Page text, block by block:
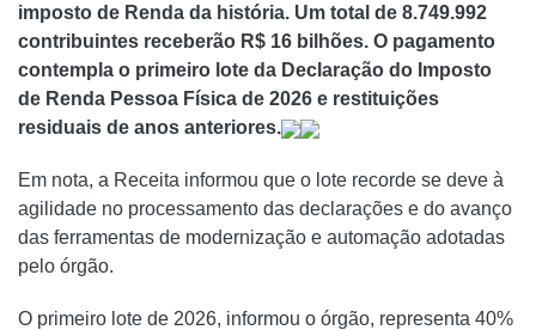
imposto de Renda da história. Um total de 8.749.992
contribuintes receberão R$ 16 bilhões. O pagamento
contempla o primeiro lote da Declaração do Imposto
de Renda Pessoa Física de 2026 e restituições
residuais de anos anteriores.
Em nota, a Receita informou que o lote recorde se deve à
agilidade no processamento das declarações e do avanço
das ferramentas de modernização e automação adotadas
pelo órgão.
O primeiro lote de 2026, informou o órgão, representa 40%